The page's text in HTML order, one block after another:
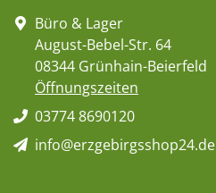
Büro & Lager
August-Bebel-Str. 64
08344 Grünhain-Beierfeld
Öffnungszeiten
03774 8690120
info@erzgebirgsshop24.de